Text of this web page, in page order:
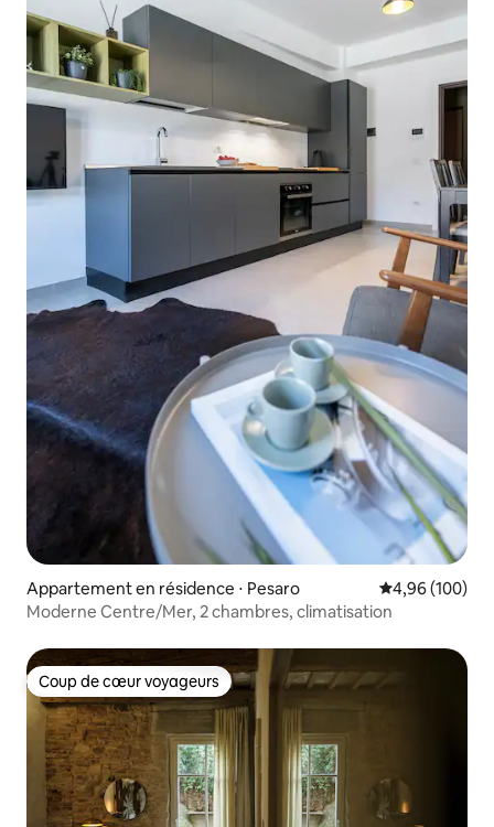
Appartement en résidence ⋅ Pesaro Évaluation
4,96 (100)
Moderne Centre/Mer, 2 chambres, climatisation
Coup de cœur voyageurs
Coup de cœur voyageurs